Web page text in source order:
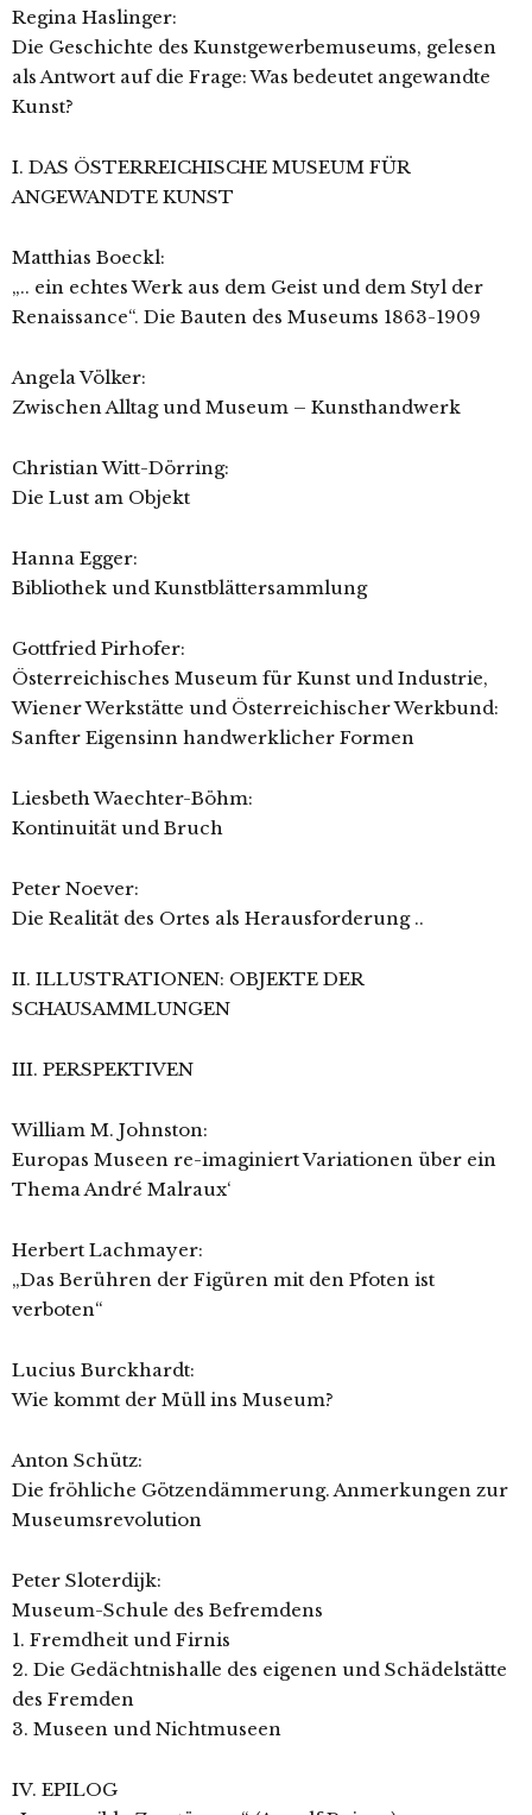
Regina Haslinger:
Die Geschichte des Kunstgewerbemuseums, gelesen
als Antwort auf die Frage: Was bedeutet angewandte
Kunst?
I. DAS ÖSTERREICHISCHE MUSEUM FÜR
ANGEWANDTE KUNST
Matthias Boeckl:
„.. ein echtes Werk aus dem Geist und dem Styl der
Renaissance“. Die Bauten des Museums 1863-1909
Angela Völker:
Zwischen Alltag und Museum – Kunsthandwerk
Christian Witt-Dörring:
Die Lust am Objekt
Hanna Egger:
Bibliothek und Kunstblättersammlung
Gottfried Pirhofer:
Österreichisches Museum für Kunst und Industrie,
Wiener Werkstätte und Österreichischer Werkbund:
Sanfter Eigensinn handwerklicher Formen
Liesbeth Waechter-Böhm:
Kontinuität und Bruch
Peter Noever:
Die Realität des Ortes als Herausforderung ..
II. ILLUSTRATIONEN: OBJEKTE DER
SCHAUSAMMLUNGEN
III. PERSPEKTIVEN
William M. Johnston:
Europas Museen re-imaginiert Variationen über ein
Thema André Malraux‘
Herbert Lachmayer:
„Das Berühren der Figüren mit den Pfoten ist
verboten“
Lucius Burckhardt:
Wie kommt der Müll ins Museum?
Anton Schütz:
Die fröhliche Götzendämmerung. Anmerkungen zur
Museumsrevolution
Peter Sloterdijk:
Museum-Schule des Befremdens
1. Fremdheit und Firnis
2. Die Gedächtnishalle des eigenen und Schädelstätte
des Fremden
3. Museen und Nichtmuseen
IV. EPILOG